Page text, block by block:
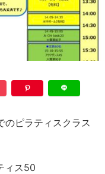
のピラティスクラス
ィス50